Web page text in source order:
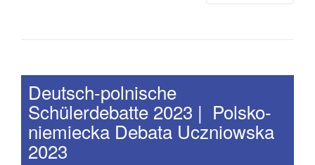
Deutsch-polnische
Schülerdebatte 2023 | Polsko-
niemiecka Debata Uczniowska
2023